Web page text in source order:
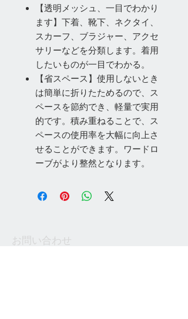
【透明メッシュ、一目でわかり
ます】下着、靴下、ネクタイ、
スカーフ、ブラジャー、アクセ
サリーなどを分類します。着用
したいものが一目でわかる。
【省スペース】使用しないとき
は簡単に折りたためるので、ス
ペースを節約でき、軽量で実用
的です。積み重ねることで、ス
ペースの使用率を大幅に向上さ
せることができます。ワードロ
ーブがより整然となります。
お問い合わせ